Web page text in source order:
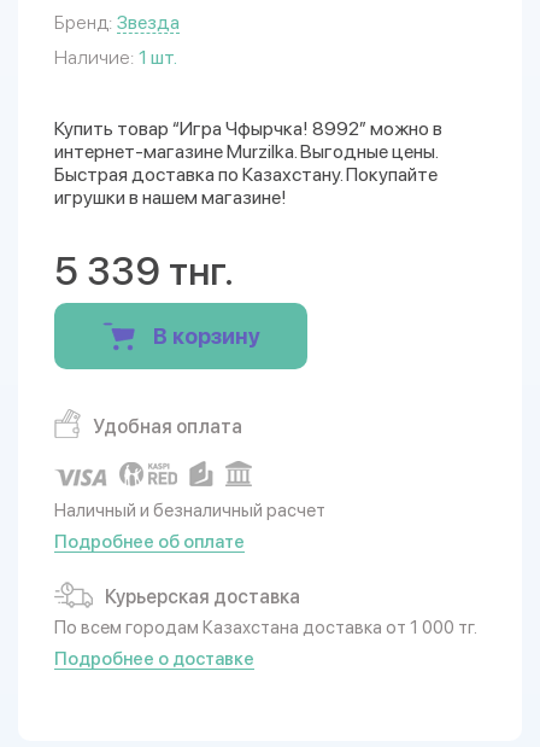
Бренд: Звезда
Наличие: 1 шт.
Купить товар “Игра Чфырчка! 8992” можно в
интернет-магазине Murzilka. Выгодные цены.
Быстрая доставка по Казахстану. Покупайте
игрушки в нашем магазине!
5 339 тнг.
В корзину
Удобная оплата
Наличный и безналичный расчет
Подробнее об оплате
Курьерская доставка
По всем городам Казахстана доставка от 1 000 тг.
Подробнее о доставке